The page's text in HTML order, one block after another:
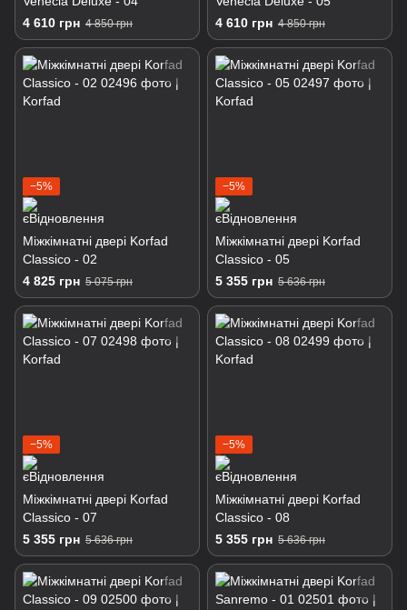
4 610 грн 4 850 грн
4 610 грн 4 850 грн
−5%
Міжкімнатні двері Korfad
Classico - 02
4 825 грн 5 075 грн
−5%
Міжкімнатні двері Korfad
Classico - 05
5 355 грн 5 636 грн
−5%
Міжкімнатні двері Korfad
Classico - 07
5 355 грн 5 636 грн
−5%
Міжкімнатні двері Korfad
Classico - 08
5 355 грн 5 636 грн